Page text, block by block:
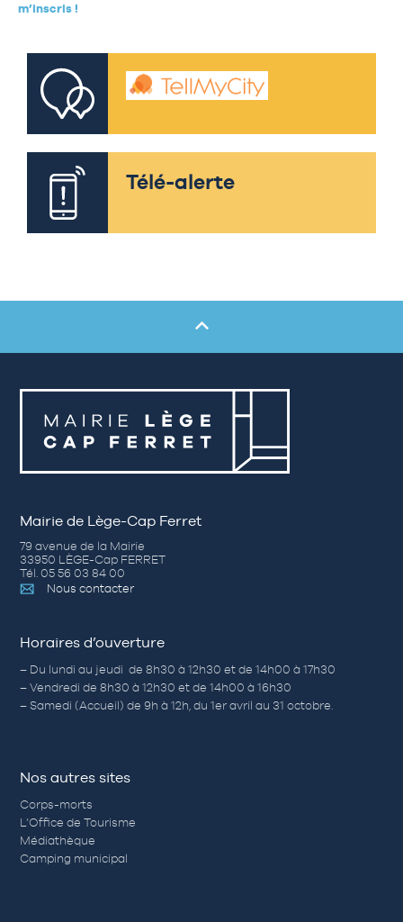
m’inscris !
Télé-alerte
Mairie de Lège-Cap Ferret
79 avenue de la Mairie
33950 LÈGE-Cap FERRET
Tél. 05 56 03 84 00
Nous contacter
Horaires d’ouverture
– Du lundi au jeudi de 8h30 à 12h30 et de 14h00 à 17h30
– Vendredi de 8h30 à 12h30 et de 14h00 à 16h30
– Samedi (Accueil) de 9h à 12h, du 1er avril au 31 octobre.
Nos autres sites
Corps-morts
L’Office de Tourisme
Médiathèque
Camping municipal